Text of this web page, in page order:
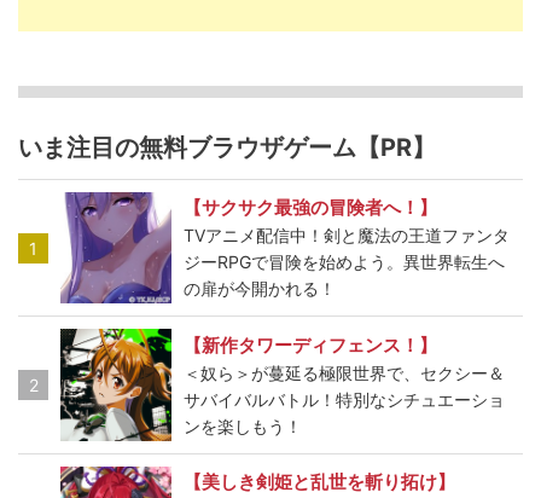
いま注目の無料ブラウザゲーム【PR】
1
【サクサク最強の冒険者へ！】
TVアニメ配信中！剣と魔法の王道ファンタ
ジーRPGで冒険を始めよう。異世界転生へ
の扉が今開かれる！
2
【新作タワーディフェンス！】
＜奴ら＞が蔓延る極限世界で、セクシー＆
サバイバルバトル！特別なシチュエーショ
ンを楽しもう！
【美しき剣姫と乱世を斬り拓け】